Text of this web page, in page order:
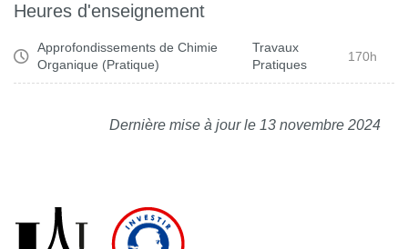
Heures d'enseignement
Approfondissements de Chimie
Organique (Pratique)
Travaux
Pratiques
170h
Dernière mise à jour le 13 novembre 2024